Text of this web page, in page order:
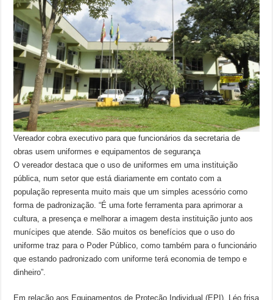
Vereador cobra executivo para que funcionários da secretaria de
obras usem uniformes e equipamentos de segurança
O vereador destaca que o uso de uniformes em uma instituição
pública, num setor que está diariamente em contato com a
população representa muito mais que um simples acessório como
forma de padronização. “É uma forte ferramenta para aprimorar a
cultura, a presença e melhorar a imagem desta instituição junto aos
munícipes que atende. São muitos os benefícios que o uso do
uniforme traz para o Poder Público, como também para o funcionário
que estando padronizado com uniforme terá economia de tempo e
dinheiro”.
Em relação aos Equipamentos de Proteção Individual (EPI), Léo frisa